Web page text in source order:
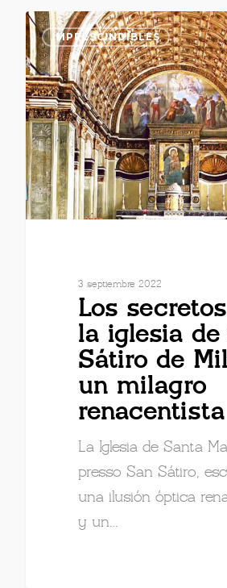
IMPRESCINDIBLES
3 septiembre 2022
Los
la iglesia de
Sátiro de
un milagro
renacentista
La Iglesia de Santa
presso San Sátiro,
una ilusión óptica
y un…